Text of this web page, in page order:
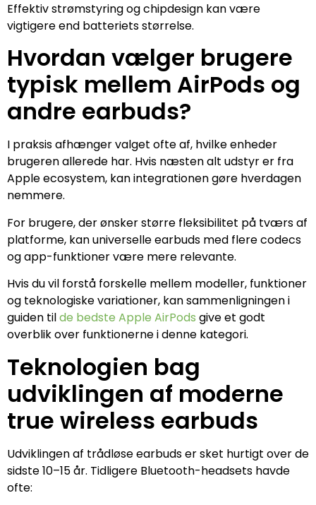
Effektiv strømstyring og chipdesign kan være
vigtigere end batteriets størrelse.
Hvordan vælger brugere
typisk mellem AirPods og
andre earbuds?
I praksis afhænger valget ofte af, hvilke enheder
brugeren allerede har. Hvis næsten alt udstyr er fra
Apple ecosystem, kan integrationen gøre hverdagen
nemmere.
For brugere, der ønsker større fleksibilitet på tværs af
platforme, kan universelle earbuds med flere codecs
og app-funktioner være mere relevante.
Hvis du vil forstå forskelle mellem modeller, funktioner
og teknologiske variationer, kan sammenligningen i
guiden tilde bedste Apple AirPods give et godt
overblik over funktionerne i denne kategori.
Teknologien bag
udviklingen af moderne
true wireless earbuds
Udviklingen af trådløse earbuds er sket hurtigt over de
sidste 10–15 år. Tidligere Bluetooth-headsets havde
ofte: